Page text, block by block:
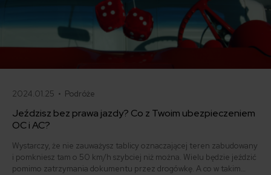
2024.01.25 • Podróże
Jeździsz bez prawa jazdy? Co z Twoim ubezpieczeniem
OC i AC?
Wystarczy, że nie zauważysz tablicy oznaczającej teren zabudowany
i pomkniesz tam o 50 km/h szybciej niż można. Wielu będzie jeździć
pomimo zatrzymania dokumentu przez drogówkę. A co w takim